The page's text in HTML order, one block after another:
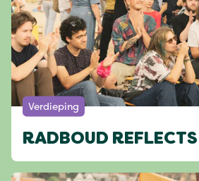
Verdieping
RADBOUD REFLECTS